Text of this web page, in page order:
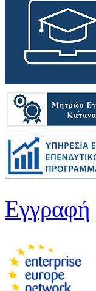
Εγγραφή